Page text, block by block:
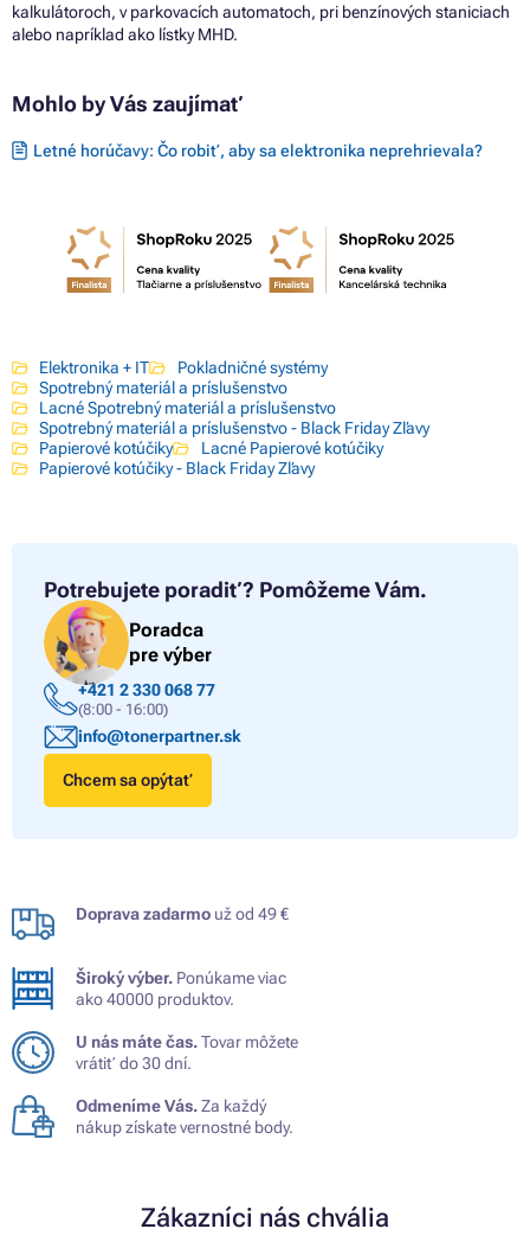
kalkulátoroch, v parkovacích automatoch, pri benzínových staniciach
alebo napríklad ako lístky MHD.
Mohlo by Vás zaujímať
Letné horúčavy: Čo robiť, aby sa elektronika neprehrievala?
Elektronika + IT
Pokladničné systémy
Spotrebný materiál a príslušenstvo
Lacné Spotrebný materiál a príslušenstvo
Spotrebný materiál a príslušenstvo - Black Friday Zľavy
Papierové kotúčiky
Lacné Papierové kotúčiky
Papierové kotúčiky - Black Friday Zľavy
Potrebujete poradiť? Pomôžeme Vám.
Poradca
pre výber
+421 2 330 068 77
(8:00 - 16:00)
info@tonerpartner.sk
Chcem sa opýtať
Doprava zadarmo už od 49 €
Široký výber. Ponúkame viac
ako 40000 produktov.
U nás máte čas.Tovar môžete
vrátiť do 30 dní.
Odmeníme Vás.Za každý
nákup získate vernostné body.
Zákazníci nás chvália